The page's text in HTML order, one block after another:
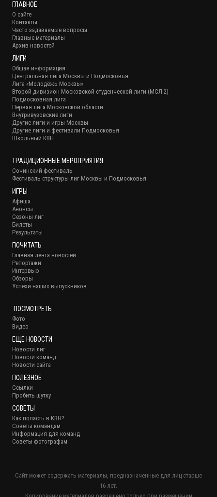
ГЛАВНОЕ
О сайте
Контакты
Часто задаваемые вопросы
Главные материалы
Архив новостей
ЛИГИ
Общая информация
Центральная лига Москвы и Подмосковья
Лига «Молодёжь Москвы»
Второй дивизион Московской студенческой лиги (МСЛ-2)
Подмосковная лига
Первая лига Московской области
Внутривузовские лиги
Другие лиги и игры Москвы
Другие лиги и фестивали Подмосковья
Школьный КВН
ТРАДИЦИОННЫЕ МЕРОПРИЯТИЯ
Сочинский фестиваль
Фестиваль структуры лиг Москвы и Подмосковья
ИГРЫ
Афиша
Анонсы
Сезоны лиг
Билеты
Результаты
ПОЧИТАТЬ
Главная лента новостей
Репортажи
Интервью
Обзоры
Успехи наших выпускников
ПОСМОТРЕТЬ
Фото
Видео
ЕЩЕ НОВОСТИ
Новости лиг
Новости команд
Новости сайта
ПОЛЕЗНОЕ
Ссылки
Пробить шутку
СОВЕТЫ
Как попасть в КВН?
Советы командам
Информация для команд
Советы фотографам
Сайт может содержать материалы, предназначенные для лиц старше
16 лет.